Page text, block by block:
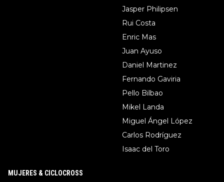
Jasper Philipsen
Rui Costa
Enric Mas
Juan Ayuso
Daniel Martinez
Fernando Gaviria
Pello Bilbao
Mikel Landa
Miguel Ángel López
Carlos Rodríguez
Isaac del Toro
MUJERES & CICLOCROSS